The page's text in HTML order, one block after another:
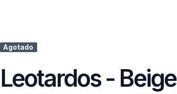
Agotado
Leotardos - Beige